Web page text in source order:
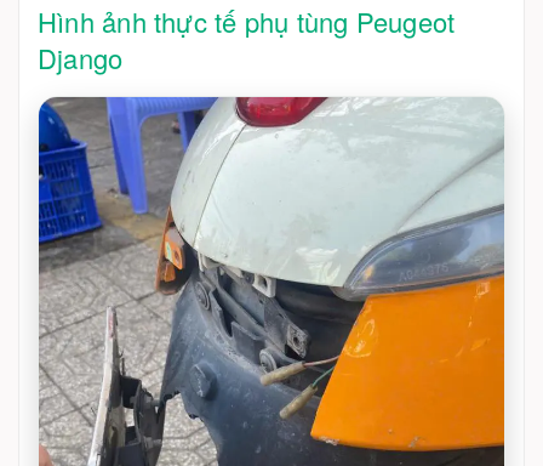
Hình ảnh thực tế phụ tùng Peugeot
Django